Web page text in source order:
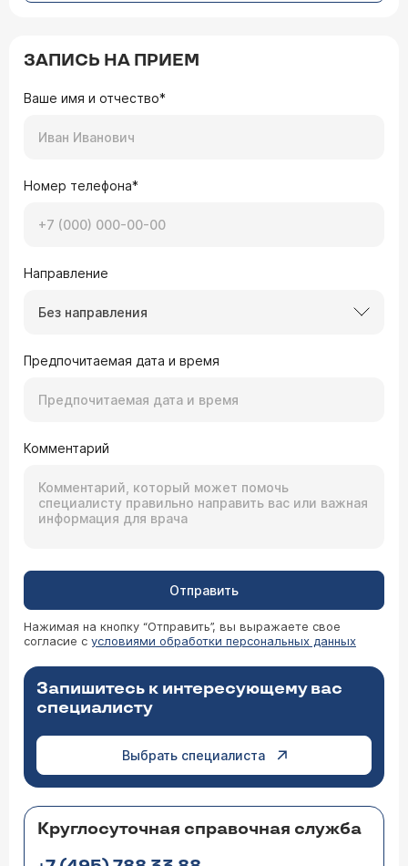
ЗАПИСЬ НА ПРИЕМ
Ваше имя и отчество*
Номер телефона*
Направление
Без направления
Предпочитаемая дата и время
Комментарий
Отправить
Нажимая на кнопку “Отправить”, вы выражаете свое
согласие с условиями обработки персональных данных
Запишитесь к интересующему вас
специалисту
Выбрать специалиста
Круглосуточная справочная служба